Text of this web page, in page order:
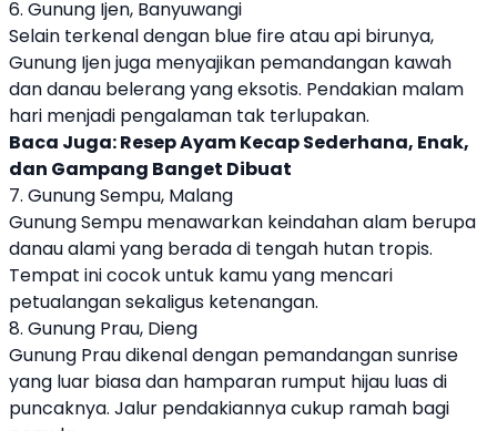
6. Gunung Ijen, Banyuwangi
Selain terkenal dengan blue fire atau api birunya,
Gunung Ijen juga menyajikan pemandangan kawah
dan danau belerang yang eksotis. Pendakian malam
hari menjadi pengalaman tak terlupakan.
Baca Juga:Resep Ayam Kecap Sederhana, Enak,
dan Gampang Banget Dibuat
7. Gunung Sempu, Malang
Gunung Sempu menawarkan keindahan alam berupa
danau alami yang berada di tengah hutan tropis.
Tempat ini cocok untuk kamu yang mencari
petualangan sekaligus ketenangan.
8. Gunung Prau, Dieng
Gunung Prau dikenal dengan pemandangan sunrise
yang luar biasa dan hamparan rumput hijau luas di
puncaknya. Jalur pendakiannya cukup ramah bagi